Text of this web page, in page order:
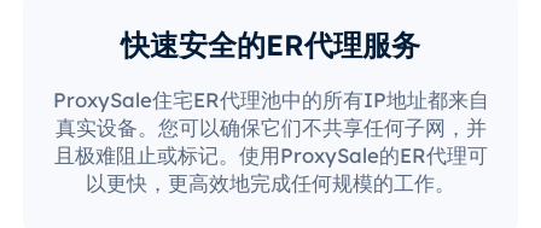
快速安全的ER代理服务
ProxySale住宅ER代理池中的所有IP地址都来自
真实设备。您可以确保它们不共享任何子网，并
且极难阻止或标记。使用ProxySale的ER代理可
以更快，更高效地完成任何规模的工作。